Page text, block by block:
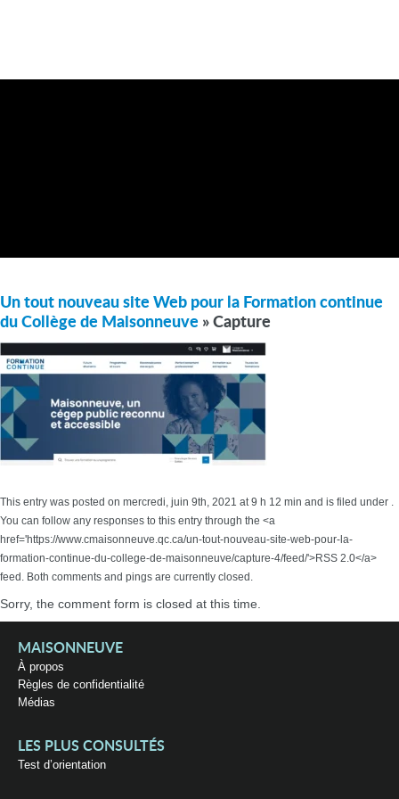
Un tout nouveau site Web pour la Formation continue
du Collège de Maisonneuve » Capture
This entry was posted on mercredi, juin 9th, 2021 at 9 h 12 min and is filed under .
You can follow any responses to this entry through the <a
href='https://www.cmaisonneuve.qc.ca/un-tout-nouveau-site-web-pour-la-
formation-continue-du-college-de-maisonneuve/capture-4/feed/'>RSS 2.0</a>
feed. Both comments and pings are currently closed.
Sorry, the comment form is closed at this time.
MAISONNEUVE
À propos
Règles de confidentialité
Médias
LES PLUS CONSULTÉS
Test d’orientation